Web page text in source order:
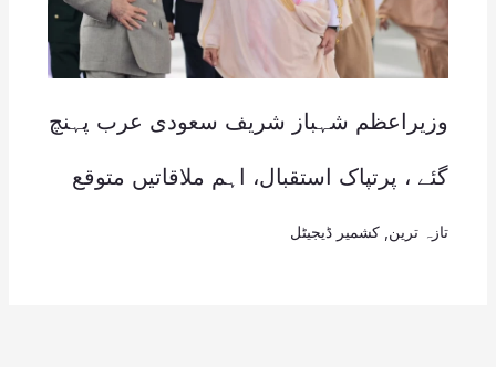
وزیراعظم شہباز شریف سعودی عرب پہنچ
گئے ، پرتپاک استقبال، اہم ملاقاتیں متوقع
تازہ ترین کشمیر ڈیجیٹل